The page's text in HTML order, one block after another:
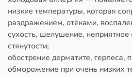
низкие температуры, которая
раздражением, отёками,
сухость, шелушение,
стянутости;
обострение дерматите, герпеса,
обморожение при очень низких